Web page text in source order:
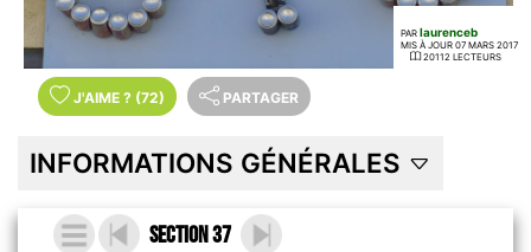
PAR laurenceb
MIS À JOUR 07 MARS 2017
20112 LECTEURS
J'AIME ? (72) PARTAGER
INFORMATIONS GÉNÉRALES
Section 37